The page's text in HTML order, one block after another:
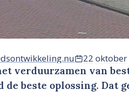
22 oktober
verduurzamen van
beste oplossing. Dat